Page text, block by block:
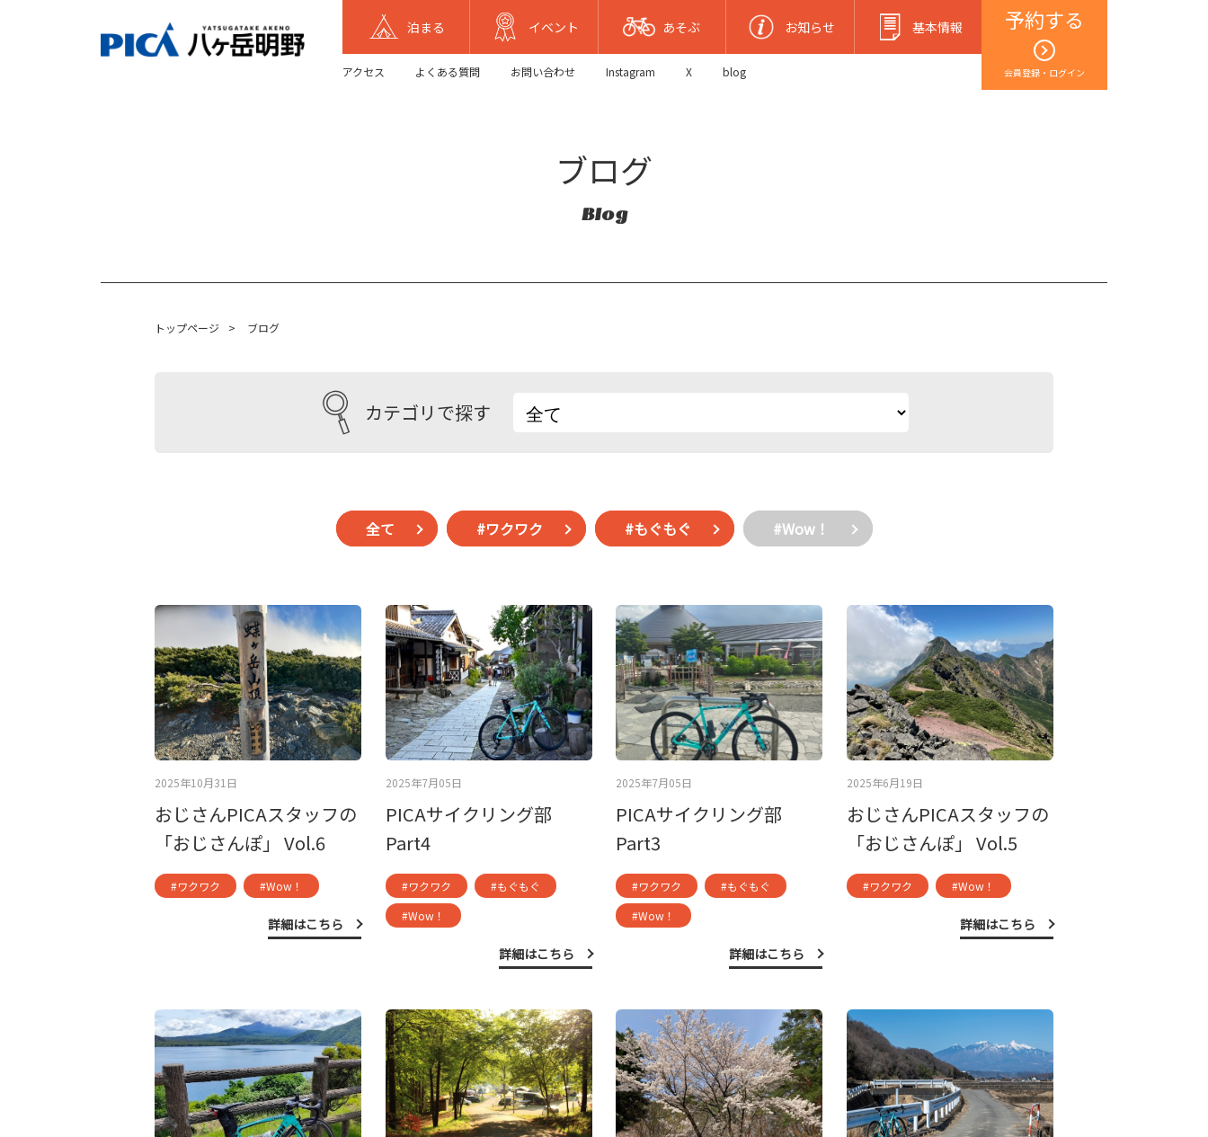
予約する
会員登録・ログイン
泊まる イベント あそぶ お知らせ 基本情報
アクセス よくある質問 お問い合わせ Instagram X blog
ブログ
Blog
トップページ > ブログ
カテゴリで探す
全て #ワクワク #もぐもぐ #Wow！
2025年10月31日
おじさんPICAスタッフの
「おじさんぽ」 Vol.6
#ワクワク #Wow！
詳細はこちら
2025年7月05日
PICAサイクリング部
Part4
#ワクワク
#もぐもぐ
#Wow！
詳細はこちら
2025年7月05日
PICAサイクリング部
Part3
#ワクワク
#もぐもぐ
#Wow！
詳細はこちら
2025年6月19日
おじさんPICAスタッフの
「おじさんぽ」 Vol.5
#ワクワク #Wow！
詳細はこちら